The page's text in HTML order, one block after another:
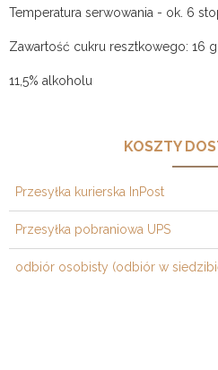
Temperatura serwowania - ok. 6
Zawartość cukru resztkowego: 16 g
11,5% alkoholu
KOSZTY
Przesyłka kurierska InPost
Przesyłka pobraniowa UPS
odbiór osobisty (odbiór w